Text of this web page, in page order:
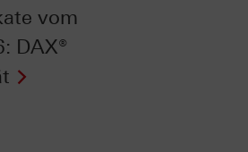
vom
DAX®